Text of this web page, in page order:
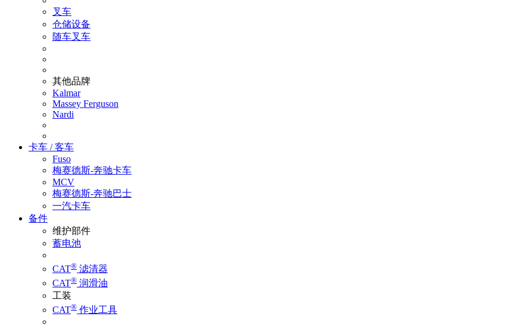
叉车
仓储设备
随车叉车
其他品牌
Kalmar
Massey Ferguson
Nardi
卡车 / 客车
Fuso
梅赛德斯-奔驰卡车
MCV
梅赛德斯-奔驰巴士
一汽卡车
备件
维护部件
蓄电池
CAT® 滤清器
CAT® 润滑油
工装
CAT® 作业工具